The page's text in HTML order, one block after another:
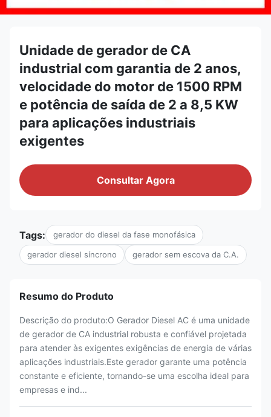
Unidade de gerador de CA
industrial com garantia de 2 anos,
velocidade do motor de 1500 RPM
e potência de saída de 2 a 8,5 KW
para aplicações industriais
exigentes
Consultar Agora
Tags: gerador do diesel da fase monofásica
gerador diesel síncrono gerador sem escova da C.A.
Resumo do Produto
Descrição do produto:O Gerador Diesel AC é uma unidade
de gerador de CA industrial robusta e confiável projetada
para atender às exigentes exigências de energia de várias
aplicações industriais.Este gerador garante uma potência
constante e eficiente, tornando-se uma escolha ideal para
empresas e ind...